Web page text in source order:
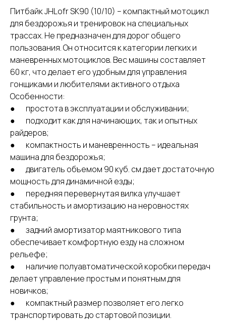
Питбайк JHLofr SK90 (10/10) – компактный мотоцикл
для бездорожья и тренировок на специальных
трассах. Не предназначен для дорог общего
пользования. Он относится к категории легких и
маневренных мотоциклов. Вес машины составляет
60 кг, что делает его удобным для управления
гонщиками и любителями активного отдыха
Особенности:
● простота в эксплуатации и обслуживании;
● подходит как для начинающих, так и опытных
райдеров;
● компактность и маневренность – идеальная
машина для бездорожья;
● двигатель объемом 90 куб. см дает достаточную
мощность для динамичной езды;
● передняя перевернутая вилка улучшает
стабильность и амортизацию на неровностях
грунта;
● задний амортизатор маятникового типа
обеспечивает комфортную езду на сложном
рельефе;
● наличие полуавтоматической коробки передач
делает управление простым и понятным для
новичков;
● компактный размер позволяет его легко
транспортировать до стартовой позиции.